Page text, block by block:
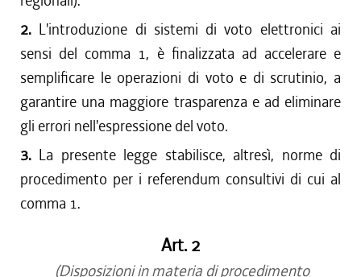
2. L'introduzione di sistemi di voto elettronici ai
sensi del comma 1, è finalizzata ad accelerare e
semplificare le operazioni di voto e di scrutinio, a
garantire una maggiore trasparenza e ad eliminare
gli errori nell'espressione del voto.
3. La presente legge stabilisce, altresì, norme di
procedimento per i referendum consultivi di cui al
comma 1.
Art. 2
(Disposizioni in materia di procedimento